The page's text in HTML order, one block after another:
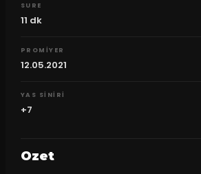
SURE
11 dk
PROMIYER
12.05.2021
YAS SINIRI
+7
Ozet